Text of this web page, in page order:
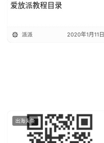
出海头条
爱放派教程目录
派派 2020年1月11日
出海头条